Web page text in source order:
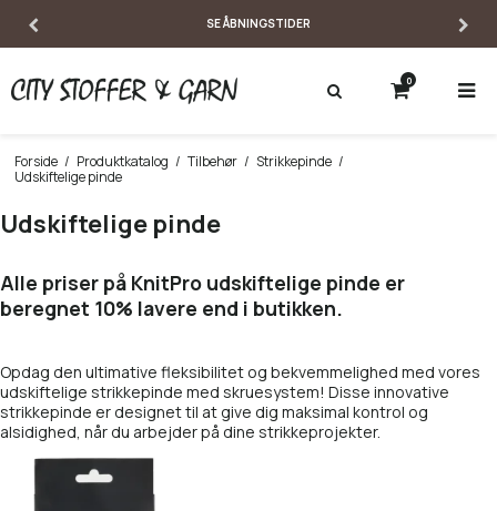
SE ÅBNINGSTIDER
0
Forside / Produktkatalog / Tilbehør / Strikkepinde /
Udskiftelige pinde
Udskiftelige pinde
Alle priser på KnitPro udskiftelige pinde er
beregnet 10% lavere end i butikken.
Opdag den ultimative fleksibilitet og bekvemmelighed med vores
udskiftelige strikkepinde med skruesystem! Disse innovative
strikkepinde er designet til at give dig maksimal kontrol og
alsidighed, når du arbejder på dine strikkeprojekter.